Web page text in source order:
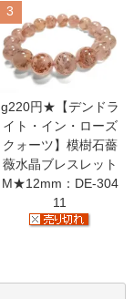
3
g220円★【デンドラ
イト・イン・ローズ
クォーツ】模樹石薔
薇水晶ブレスレット
M★12mm：DE-304
11